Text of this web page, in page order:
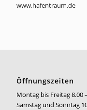
www.hafentraum.de
Öffnungszeiten
Montag bis Freitag 8.00
Samstag und Sonntag